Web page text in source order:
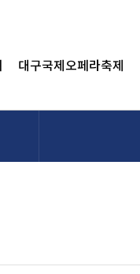
대구국제오페라축제